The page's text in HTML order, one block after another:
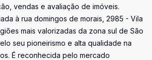
vendas e avaliação de imóveis.
à rua domingos de morais, 2985 - Vila
mais valorizadas da zona sul de São
seu pioneirismo e alta qualidade na
É reconhecida pelo mercado